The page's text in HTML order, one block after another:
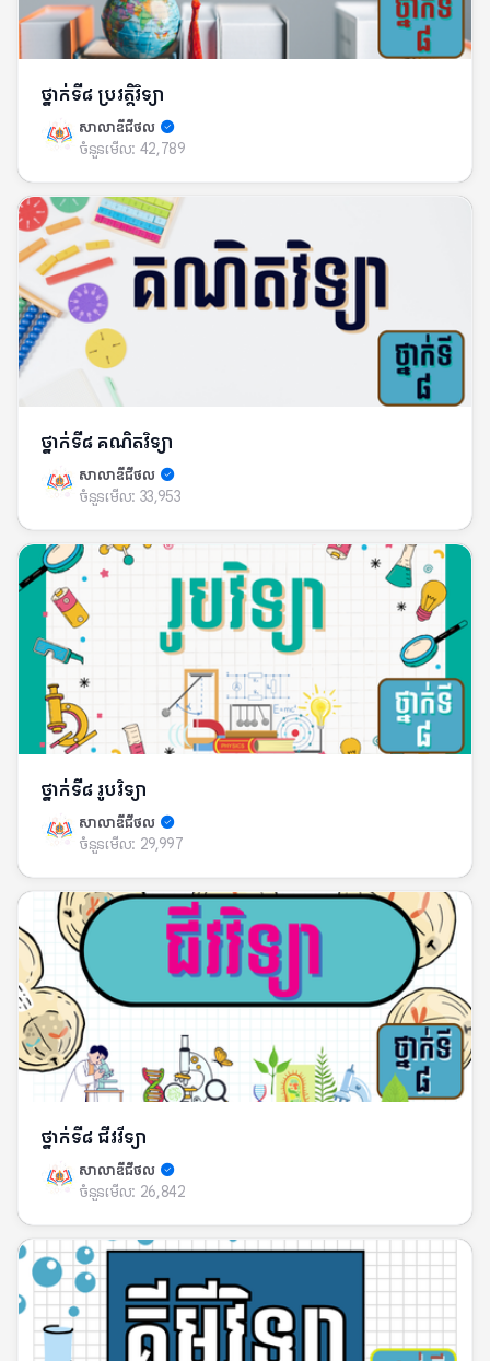
ថ្នាក់ទី៨ ប្រវត្តិវិទ្យា
សាលាឌីជីថល
ចំនួនមើល: 42,789
ថ្នាក់ទី៨ គណិតវិទ្យា
សាលាឌីជីថល
ចំនួនមើល: 33,953
ថ្នាក់ទី៨ រូបវិទ្យា
សាលាឌីជីថល
ចំនួនមើល: 29,997
ថ្នាក់ទី៨ ជី​វវីទ្យា
សាលាឌីជីថល
ចំនួនមើល: 26,842